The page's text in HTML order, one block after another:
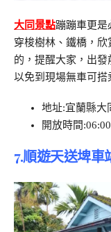
大同景點蹦蹦車更是
穿梭樹林、鐵橋，
的，提醒大家，出發
以免到現場無車可搭
地址:宜蘭縣大
開放時間
7.順遊天送埤車